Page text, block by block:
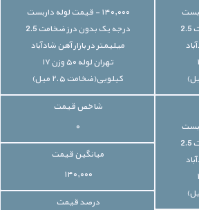
درجه یک بدون درز ضخامت 2.5
۱۷
۱۴۰,۰۰۰ - قیمت لوله داربست
درجه یک بدون درز ضخامت 2.5
میلیمتر در بازار آهن شادآباد
تهران لوله ۵۰ وزن ۱۷
کیلویی(ضخامت ۲.۵ میل)
درجه یک بدون درز ضخامت 2.5
۱۷
شاخص قیمت
۰
میانگین قیمت
۱۴۰,۰۰۰
درصد قیمت